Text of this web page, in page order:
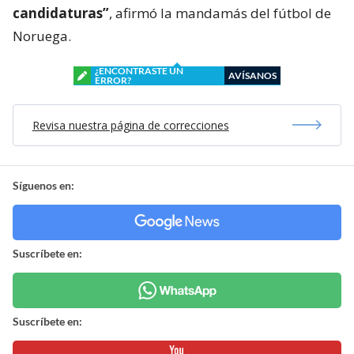
candidaturas”, afirmó la mandamás del fútbol de
Noruega.
¿ENCONTRASTE UN
ERROR?
AVÍSANOS
Revisa nuestra página de correcciones
Síguenos en:
Suscríbete en:
Suscríbete en: